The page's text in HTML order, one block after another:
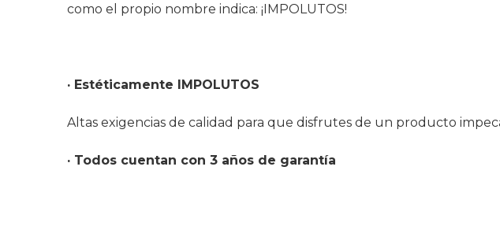
como el propio nombre indica: ¡IMPOLUTOS!
· Estéticamente IMPOLUTOS
Altas exigencias de calidad para que disfrutes de un producto
· Todos cuentan con 3 años de garantía